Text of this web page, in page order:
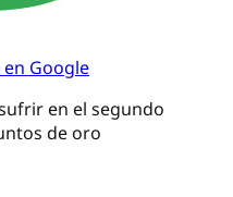
Google
en el segundo
de oro